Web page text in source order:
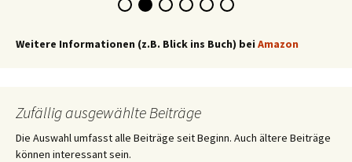
Weitere Informationen (z.B. Blick ins Buch) bei Amazon
Zufällig ausgewählte Beiträge
Die Auswahl umfasst alle Beiträge seit Beginn. Auch ältere Beiträge
können interessant sein.